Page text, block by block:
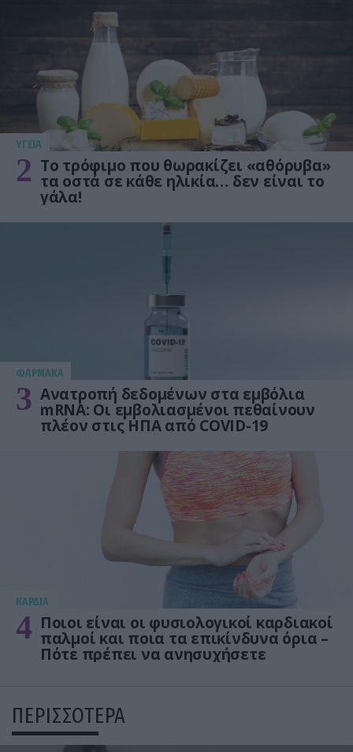
ΥΓΕΙΑ
2 Το τρόφιμο που θωρακίζει «αθόρυβα»
τα οστά σε κάθε ηλικία… δεν είναι το
γάλα!
ΦΑΡΜΑΚΑ
3 Ανατροπή δεδομένων στα εμβόλια
mRNA: Οι εμβολιασμένοι πεθαίνουν
πλέον στις ΗΠΑ από COVID-19
KΑΡΔΙΑ
4 Ποιοι είναι οι φυσιολογικοί καρδιακοί
παλμοί και ποια τα επικίνδυνα όρια –
Πότε πρέπει να ανησυχήσετε
ΠΕΡΙΣΣΟΤΕΡΑ